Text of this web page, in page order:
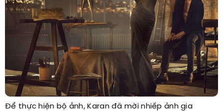
Để thực hiện bộ ảnh, Karan đã mời nhiếp ảnh gia